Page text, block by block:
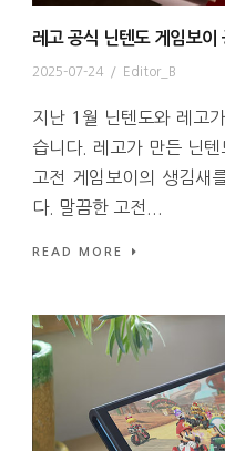
레고 공식 닌텐도 게임보이
2025-07-24 / Editor_B
지난 1월 닌텐도와 레고
습니다. 레고가 만든 닌
고전 게임보이의 생김새
다. 말끔한 고전...
READ MORE